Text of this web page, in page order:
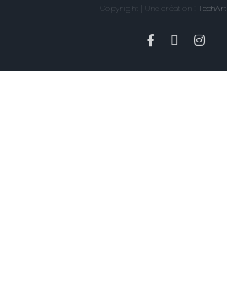
Copyright | Une création :
Facebook